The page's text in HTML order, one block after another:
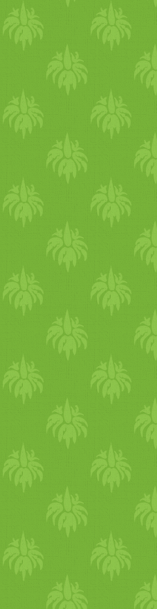
ne csak
Ha már
beleforgatjuk
fűszeres
és
akkor még
másnap a
miután
főztük őket.
valaki
akkor